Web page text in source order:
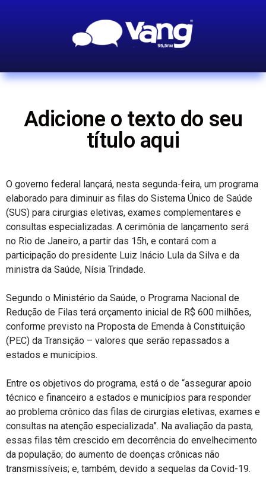
Adicione o texto do seu
título aqui
O governo federal lançará, nesta segunda-feira, um programa
elaborado para diminuir as filas do Sistema Único de Saúde
(SUS) para cirurgias eletivas, exames complementares e
consultas especializadas. A cerimônia de lançamento será
no Rio de Janeiro, a partir das 15h, e contará com a
participação do presidente Luiz Inácio Lula da Silva e da
ministra da Saúde, Nísia Trindade.
Segundo o Ministério da Saúde, o Programa Nacional de
Redução de Filas terá orçamento inicial de R$ 600 milhões,
conforme previsto na Proposta de Emenda à Constituição
(PEC) da Transição – valores que serão repassados a
estados e municípios.
Entre os objetivos do programa, está o de “assegurar apoio
técnico e financeiro a estados e municípios para responder
ao problema crônico das filas de cirurgias eletivas, exames e
consultas na atenção especializada”. Na avaliação da pasta,
essas filas têm crescido em decorrência do envelhecimento
da população; do aumento de doenças crônicas não
transmissíveis; e, também, devido a sequelas da Covid-19.